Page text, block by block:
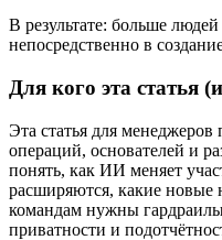
В результате: больше
непосредственно в
Для кого эта статья
Эта статья для
операций, основателей и
понять, как ИИ меняет
расширяются, какие новые
командам нужны гардраилы
приватности и